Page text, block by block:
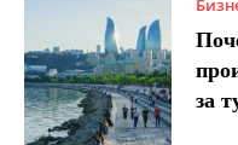
за